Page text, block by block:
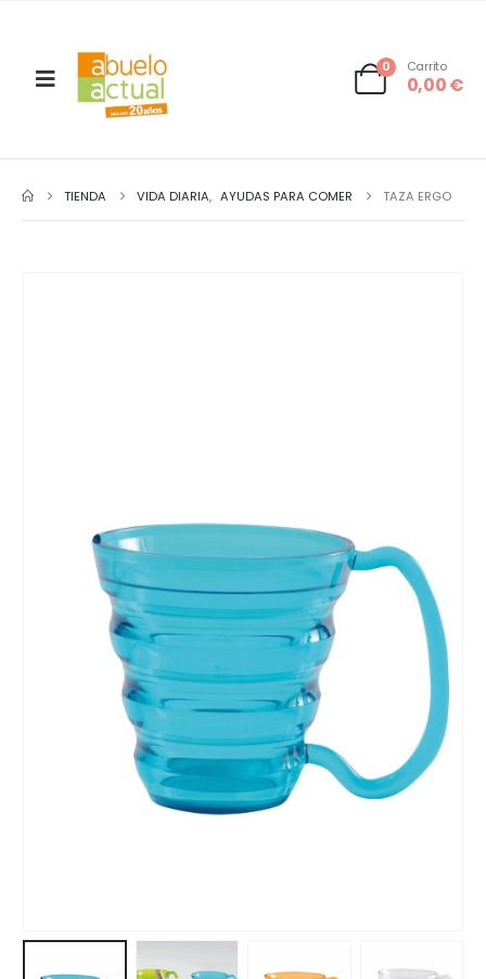
0 Carrito
0,00€
TIENDA VIDA DIARIA, AYUDAS PARA COMER TAZA ERGO